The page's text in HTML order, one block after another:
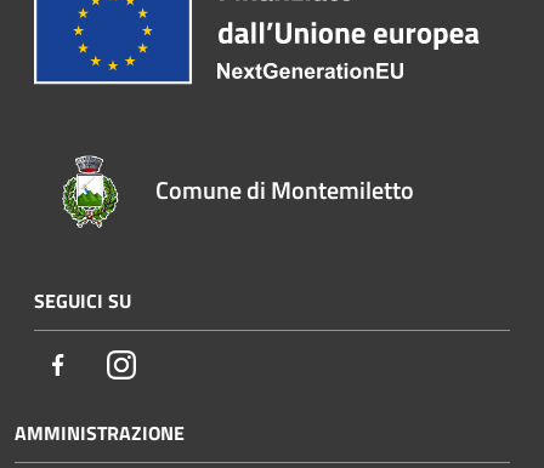
Comune di Montemiletto
SEGUICI SU
FacebookInstagram
AMMINISTRAZIONE